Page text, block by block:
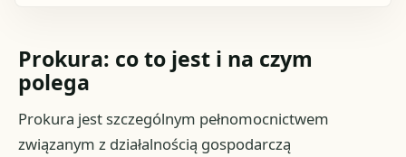
Prokura: co to jest i na czym
polega
Prokura jest szczególnym pełnomocnictwem
związanym z działalnością gospodarczą